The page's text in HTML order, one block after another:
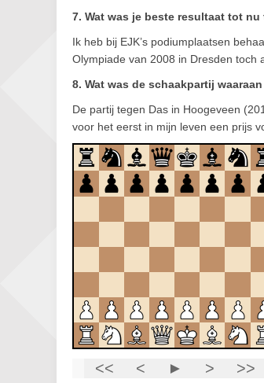
7. Wat was je beste resultaat tot nu
Ik heb bij EJK’s podiumplaatsen
Olympiade van 2008 in Dresden toch
8. Wat was de schaakpartij
De partij tegen Das in Hoogeveen
voor het eerst in mijn leven een prijs